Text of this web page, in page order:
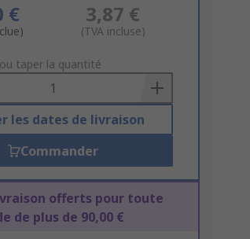
€ 3,87 €
(TVA incluse)
taper la quantité
les dates de livraison
Commander
offerts pour toute
de plus de 90,00 €